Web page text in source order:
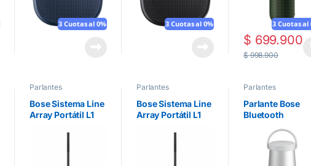
3 Cuotas al 0% 3 Cuotas al 0% 3 Cuotas al
$ 699.900
$998.900
Parlantes
Bose Sistema Line
Array Portátil L1
Parlantes
Bose Sistema Line
Array Portátil L1
Parlantes
Parlante Bose
Bluetooth
Revolve+ II | Plata